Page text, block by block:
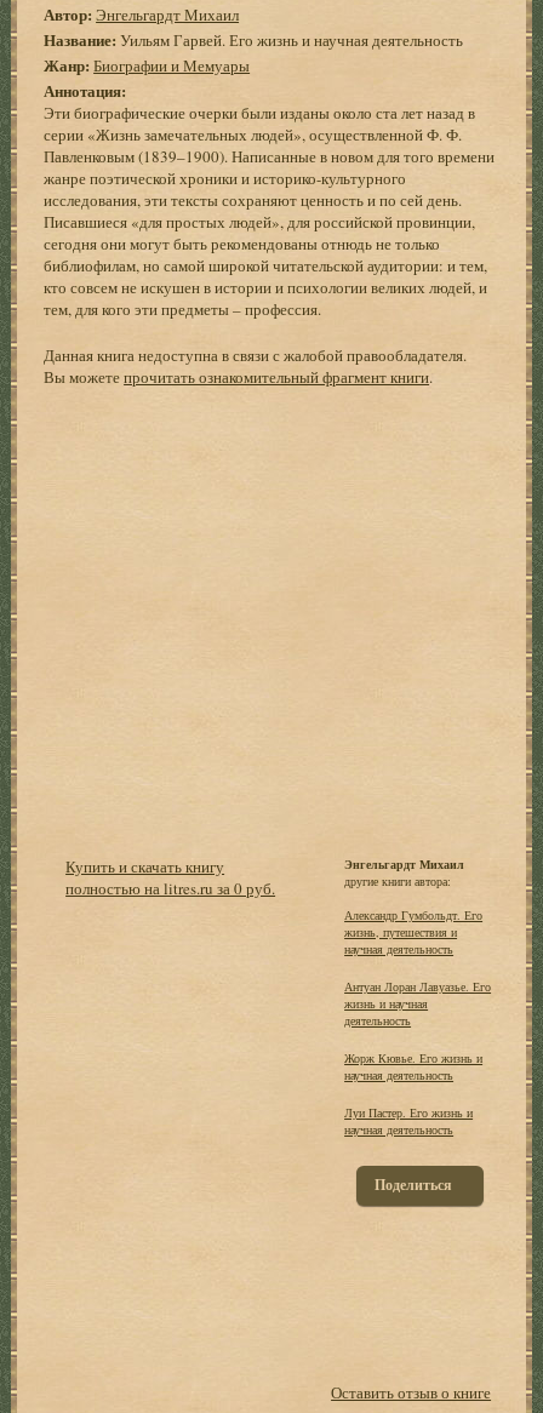
Автор: Энгельгардт Михаил
Название: Уильям Гарвей. Его жизнь и научная деятельность
Жанр: Биографии и Мемуары
Аннотация:
Эти биографические очерки были изданы около ста лет назад в
серии «Жизнь замечательных людей», осуществленной Ф. Ф.
Павленковым (1839–1900). Написанные в новом для того времени
жанре поэтической хроники и историко-культурного
исследования, эти тексты сохраняют ценность и по сей день.
Писавшиеся «для простых людей», для российской провинции,
сегодня они могут быть рекомендованы отнюдь не только
библиофилам, но самой широкой читательской аудитории: и тем,
кто совсем не искушен в истории и психологии великих людей, и
тем, для кого эти предметы – профессия.
Данная книга недоступна в связи с жалобой правообладателя.
Вы можетепрочитать ознакомительный фрагмент книги.
Купить и скачать книгу
полностью на litres.ru за 0 руб.
Энгельгардт Михаил
другие книги автора:
Александр Гумбольдт. Его
жизнь, путешествия и
научная деятельность
Антуан Лоран Лавуазье. Его
жизнь и научная
деятельность
Жорж Кювье. Его жизнь и
научная деятельность
Луи Пастер. Его жизнь и
научная деятельность
Поделиться
Оставить отзыв о книге